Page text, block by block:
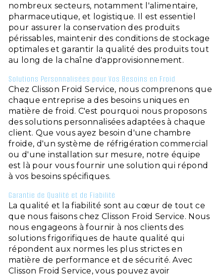
nombreux secteurs, notamment l'alimentaire,
pharmaceutique, et logistique. Il est essentiel
pour assurer la conservation des produits
périssables, maintenir des conditions de stockage
optimales et garantir la qualité des produits tout
au long de la chaîne d'approvisionnement.
Solutions Personnalisées pour Vos Besoins en Froid
Chez Clisson Froid Service, nous comprenons que
chaque entreprise a des besoins uniques en
matière de froid. C'est pourquoi nous proposons
des solutions personnalisées adaptées à chaque
client. Que vous ayez besoin d'une chambre
froide, d'un système de réfrigération commercial
ou d'une installation sur mesure, notre équipe
est là pour vous fournir une solution qui répond
à vos besoins spécifiques.
Garantie de Qualité et de Fiabilité
La qualité et la fiabilité sont au cœur de tout ce
que nous faisons chez Clisson Froid Service. Nous
nous engageons à fournir à nos clients des
solutions frigorifiques de haute qualité qui
répondent aux normes les plus strictes en
matière de performance et de sécurité. Avec
Clisson Froid Service, vous pouvez avoir